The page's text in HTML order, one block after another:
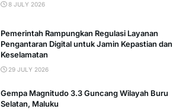
8 JULY 2026
Pemerintah Rampungkan Regulasi Layanan
Pengantaran Digital untuk Jamin Kepastian dan
Keselamatan
29 JULY 2026
Gempa Magnitudo 3.3 Guncang Wilayah Buru
Selatan, Maluku